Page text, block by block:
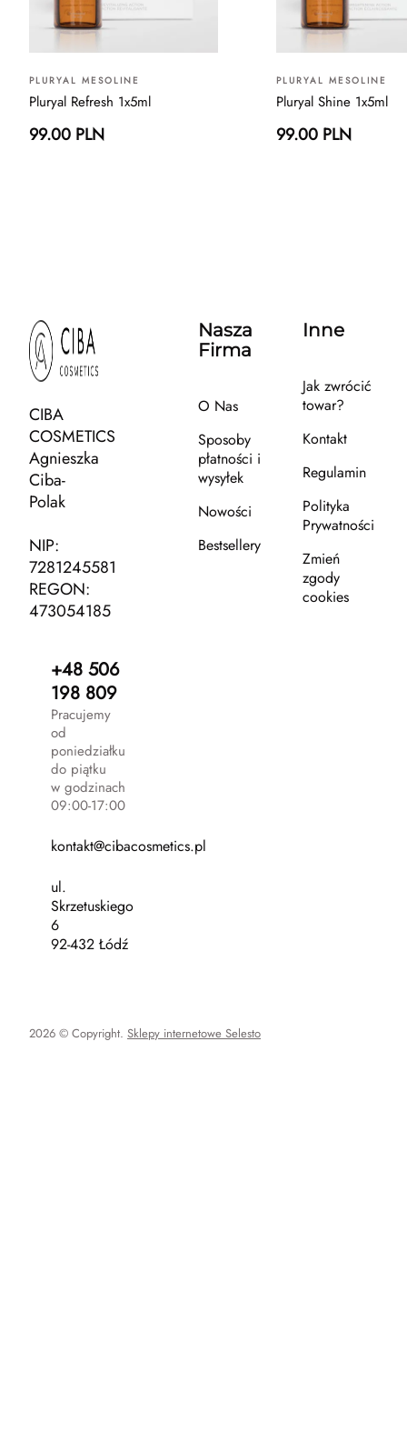
PLURYAL MESOLINE
Pluryal Refresh 1x5ml
99.00 PLN
PLURYAL MESOLINE
Pluryal Shine 1x5ml
99.00 PLN
CIBA
COSMETICS
Agnieszka
Ciba-
Polak
NIP:
7281245581
REGON:
473054185
+48 506
198 809
Pracujemy
od
poniedziałku
do piątku
w godzinach
09:00-17:00
kontakt@cibacosmetics.pl
ul.
Skrzetuskiego
6
92-432 Łódź
Nasza
Firma
O Nas
Sposoby
płatności i
wysyłek
Nowości
Bestsellery
Inne
Jak zwrócić
towar?
Kontakt
Regulamin
Polityka
Prywatności
Zmień
zgody
cookies
2026 © Copyright. Sklepy internetowe Selesto